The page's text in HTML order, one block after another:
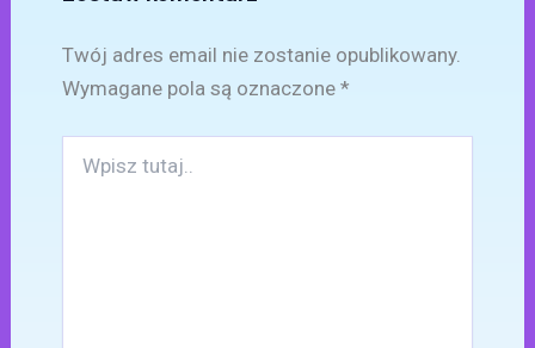
Twój adres email nie zostanie opublikowany.
Wymagane pola są oznaczone *
tutaj..